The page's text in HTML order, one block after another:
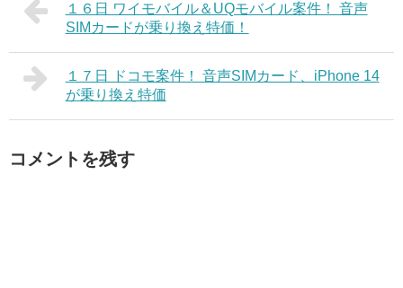
１６日 ワイモバイル＆UQモバイル案件！ 音声
SIMカードが乗り換え特価！
１７日 ドコモ案件！ 音声SIMカード、iPhone 14
が乗り換え特価
コメントを残す